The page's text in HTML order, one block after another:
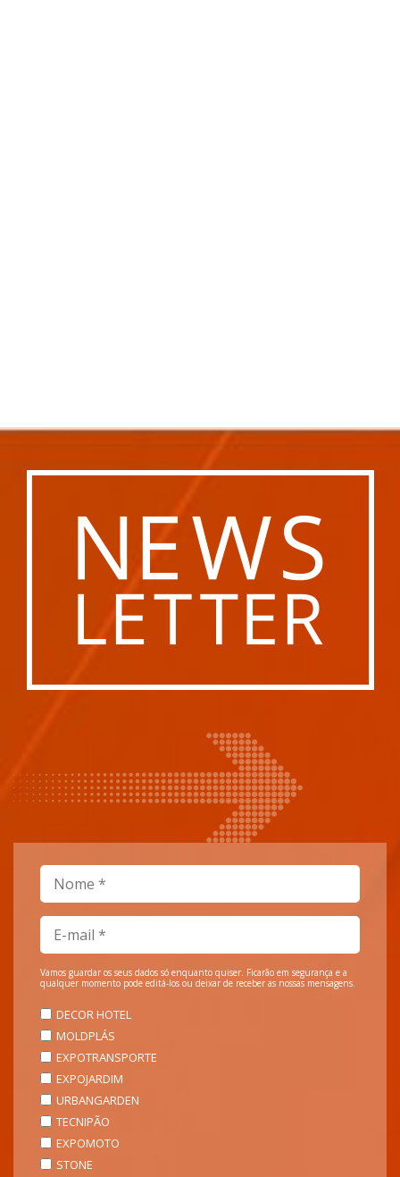
Vamos guardar os seus dados só enquanto quiser. Ficarão em segurança e a
qualquer momento pode editá-los ou deixar de receber as nossas mensagens.
DECOR HOTEL
MOLDPLÁS
EXPOTRANSPORTE
EXPOJARDIM
URBANGARDEN
TECNIPÃO
EXPOMOTO
STONE